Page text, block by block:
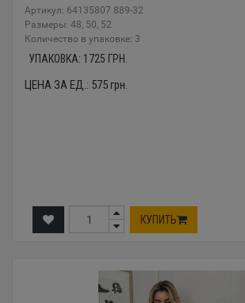
Артикул: 64135807 889-32
Размеры: 48, 50, 52
Количество в упаковке: 3
УПАКОВКА: 1725 ГРН.
ЦЕНА ЗА ЕД.: 575грн.
КУПИТЬ